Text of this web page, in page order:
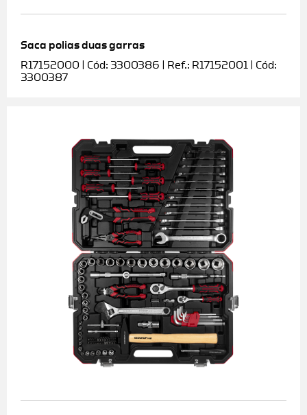
Saca polias duas garras
R17152000 | Cód: 3300386 | Ref.: R17152001 | Cód:
3300387